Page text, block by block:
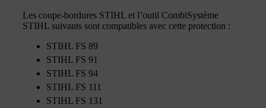
Les coupe-bordures STIHL et l’outil CombiSystème
STIHL suivants sont compatibles avec cette protection :
STIHL FS 89
STIHL FS 91
STIHL FS 94
STIHL FS 111
STIHL FS 131